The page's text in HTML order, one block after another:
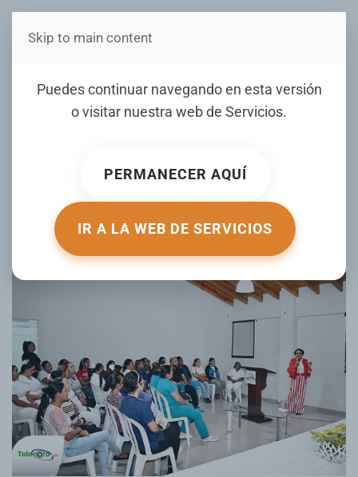
Estás en Telenord Medios
Puedes continuar navegando en esta versión
o visitar nuestra web de Servicios.
PERMANECER AQUÍ
IR A LA WEB DE SERVICIOS
Skip to main content
Centro Materno Infantil del
Nordeste realiza charla
contra la Mujer
ESCRITO POR TELENORD.COM EL 29 NOVIEMBRE 2024
PUBLICADO EN
GALERIA.